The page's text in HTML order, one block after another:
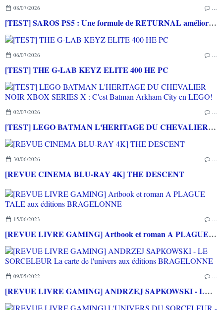
08/07/2026 …
[TEST] SAROS PS5 : Une formule de RETURNAL améliorée et interessante
06/07/2026 …
[TEST] THE G-LAB KEYZ ELITE 400 HE PC
02/07/2026 …
[TEST] LEGO BATMAN L'HERITAGE DU CHEVALIER NOIR XBOX SERIES X : C'est Batman Arkham City en LEGO!
30/06/2026 …
[REVUE CINEMA BLU-RAY 4K] THE DESCENT
15/06/2023 …
[REVUE LIVRE GAMING] Artbook et roman A PLAGUE TALE aux éditions BRAGELONNE
09/05/2022 …
[REVUE LIVRE GAMING] ANDRZEJ SAPKOWSKI - LE SORCELEUR La carte de l'univers aux éditions BRAGELONNE